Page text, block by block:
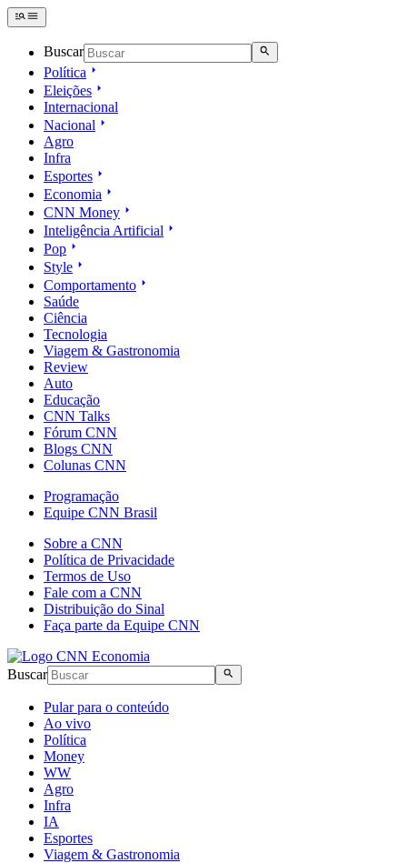
Buscar
Política
Eleições
Internacional
Nacional
Agro
Infra
Esportes
Economia
CNN Money
Inteligência Artificial
Pop
Style
Comportamento
Saúde
Ciência
Tecnologia
Viagem & Gastronomia
Review
Auto
Educação
CNN Talks
Fórum CNN
Blogs CNN
Colunas CNN
Programação
Equipe CNN Brasil
Sobre a CNN
Política de Privacidade
Termos de Uso
Fale com a CNN
Distribuição do Sinal
Faça parte da Equipe CNN
Buscar
Pular para o conteúdo
Ao vivo
Política
Money
WW
Agro
Infra
IA
Esportes
Viagem & Gastronomia